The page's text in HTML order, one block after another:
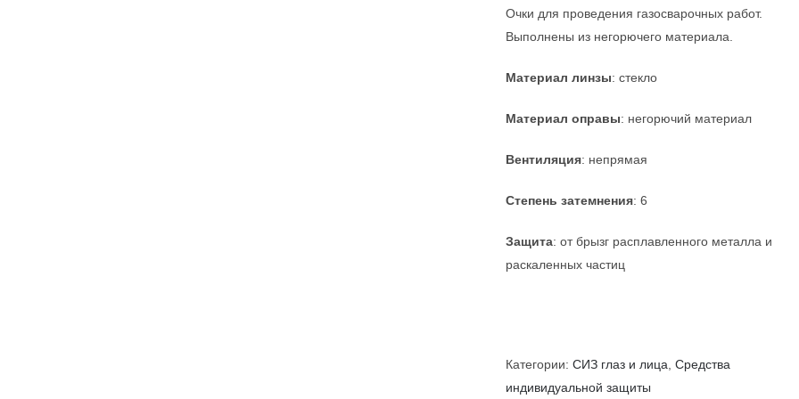
Очки для проведения газосварочных работ.
Выполнены из негорючего материала.
Материал линзы: стекло
Материал оправы: негорючий материал
Вентиляция: непрямая
Степень затемнения: 6
Защита: от брызг расплавленного металла и
раскаленных частиц
Категории: СИЗ глаз и лица Средства
индивидуальной защиты